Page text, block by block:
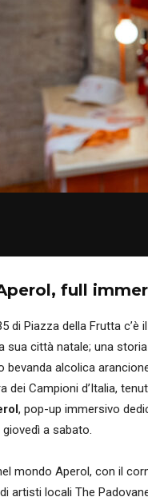
full
di Piazza della Frutta
sua città natale; una
bevanda alcolica
dei Campioni d’Italia,
, pop-up immersivo
a sabato.
mondo Aperol, con il
artisti locali The